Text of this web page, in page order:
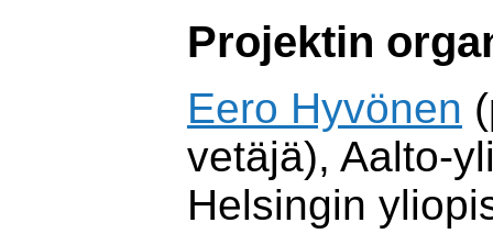
Projektin
Eero Hyvönen
vetäjä), Aalto-
Helsingin